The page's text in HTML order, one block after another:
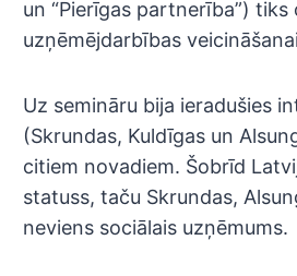
un “Pierīgas partnerība”)
uzņēmējdarbības
Uz semināru bija ieradušies
(Skrundas, Kuldīgas un
citiem novadiem. Šobrīd
statuss, taču Skrundas,
neviens sociālais uzņēmums.